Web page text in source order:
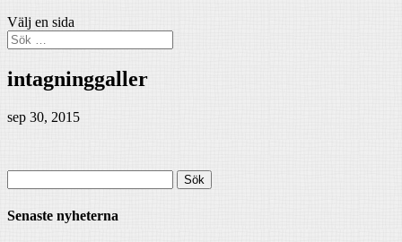
Välj en sida
intagninggaller
sep 30, 2015
efter:
Senaste nyheterna